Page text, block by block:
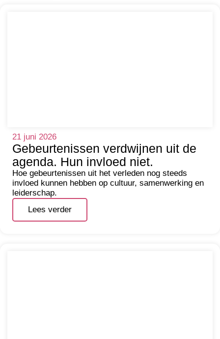
21 juni 2026
Gebeurtenissen verdwijnen uit de
agenda. Hun invloed niet.
Hoe gebeurtenissen uit het verleden nog steeds
invloed kunnen hebben op cultuur, samenwerking en
leiderschap.
Lees verder